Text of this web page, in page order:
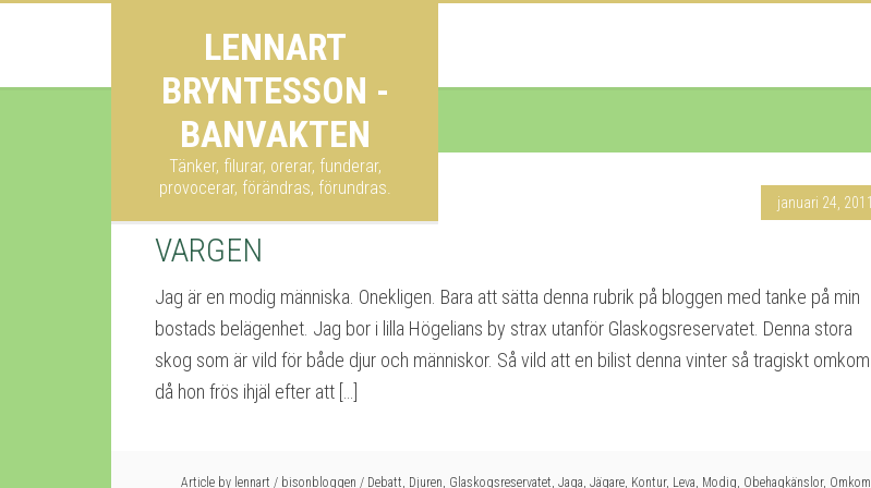
LENNART
BRYNTESSON -
BANVAKTEN
Tänker, filurar, orerar, funderar,
provocerar, förändras, förundras.
januari 24, 2011
VARGEN
Jag är en modig människa. Onekligen. Bara att sätta denna rubrik på bloggen med tanke på min
bostads belägenhet. Jag bor i lilla Högelians by strax utanför Glaskogsreservatet. Denna stora
skog som är vild för både djur och människor. Så vild att en bilist denna vinter så tragiskt omkom
då hon frös ihjäl efter att […]
Article by lennart / bisonbloggen / Debatt, Djuren, Glaskogsreservatet, Jaga, Jägare, Kontur, Leva, Modig, Obehagkänslor, Omkom